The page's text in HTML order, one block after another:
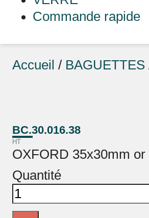
Commande rapide
Accueil / BAGUETTES
BC.30.016.38
HT
OXFORD 35x30mm
Quantité